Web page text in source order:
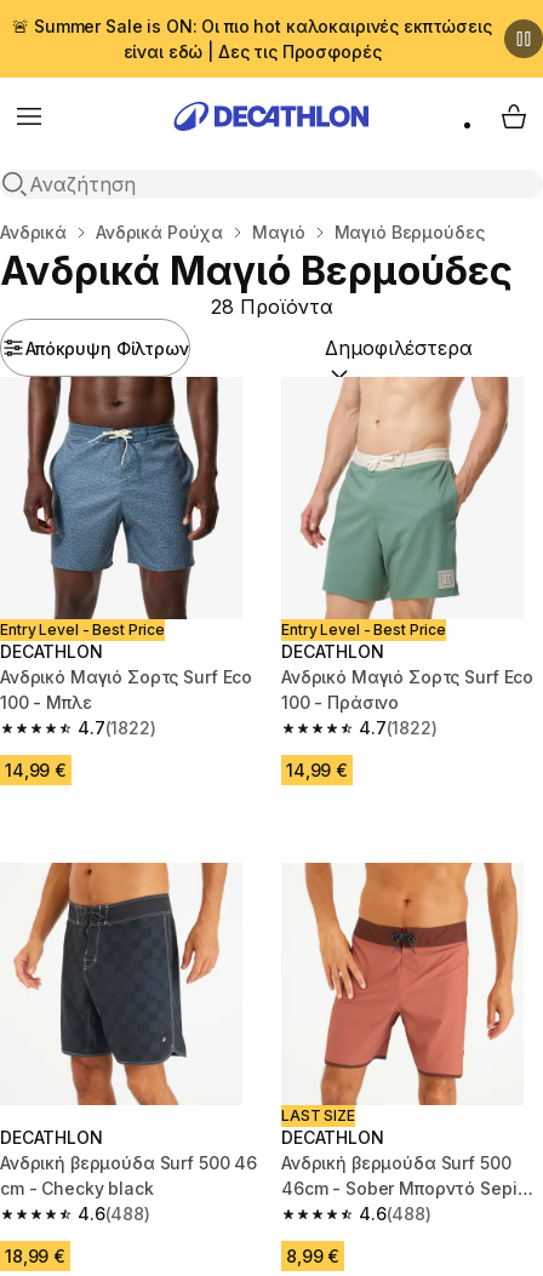
🚨 Summer Sale is ON: Οι πιο hot καλοκαιρινές εκπτώσεις
είναι εδώ | Δες τις Προσφορές
Menu
Αναζήτηση
My
Αρχική σελίδα
Ανδρικά Ανδρικά Ρούχα Μαγιό Μαγιό Βερμούδες
Ανδρικά Μαγιό Βερμούδες
Απόκρυψη Φίλτρων
28 Προϊόντα
Ταξινόμηση κατά:
Entry Level - Best Price
DECATHLON
Ανδρικό Μαγιό Σορτς Surf Eco
100 - Μπλε
4.7
4.7 out of 5 stars from 1822 reviews
(1822)
14,99 €
Entry Level - Best Price
DECATHLON
Ανδρικό Μαγιό Σορτς Surf Eco
100 - Πράσινο
4.7
4.7 out of 5 stars from 1822
(1822)
14,99 €
DECATHLON
Ανδρική βερμούδα Surf 500 46
cm - Checky black
4.6
4.6 out of 5 stars from 488 reviews
(488)
18,99 €
LAST SIZE
DECATHLON
Ανδρική βερμούδα Surf 500
46cm - Sober Μπορντό Sepia
Καφέρ
4.6
4.6 out of 5 stars from 488
(488)
8,99 €